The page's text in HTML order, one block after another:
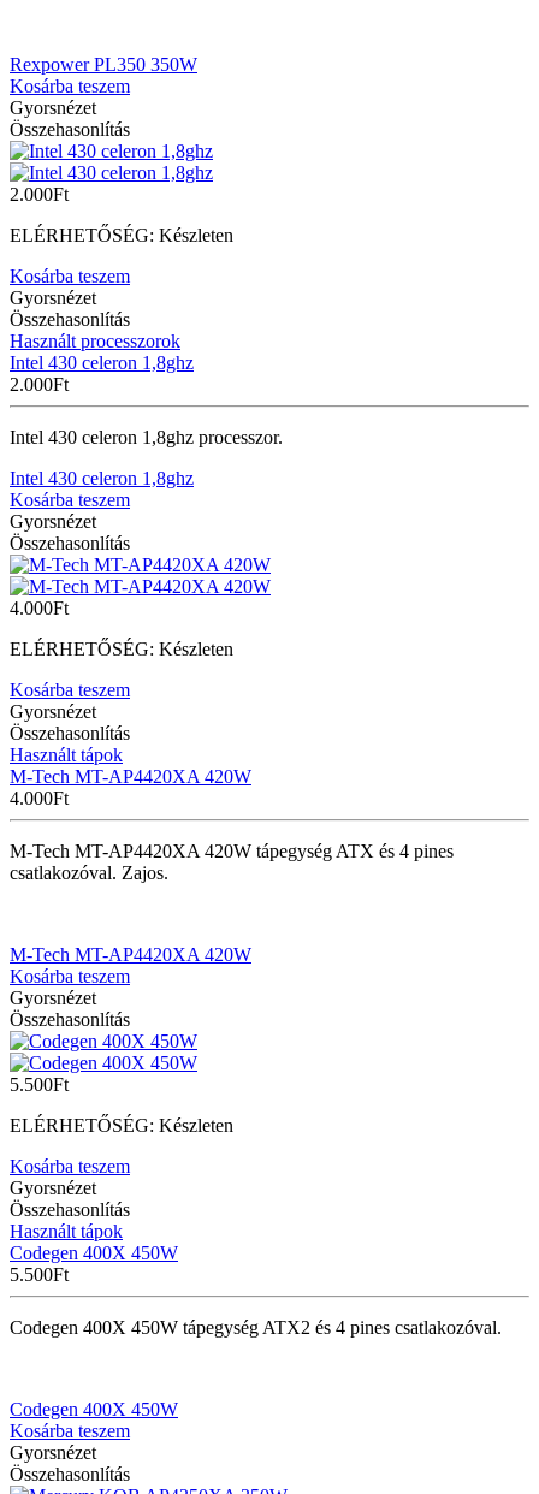
Rexpower PL350 350W
Kosárba teszem
Gyorsnézet
Összehasonlítás
2.000Ft
ELÉRHETŐSÉG: Készleten
Kosárba teszem
Gyorsnézet
Összehasonlítás
Használt processzorok
Intel 430 celeron 1,8ghz
2.000Ft
Intel 430 celeron 1,8ghz processzor.
Intel 430 celeron 1,8ghz
Kosárba teszem
Gyorsnézet
Összehasonlítás
4.000Ft
ELÉRHETŐSÉG: Készleten
Kosárba teszem
Gyorsnézet
Összehasonlítás
Használt tápok
M-Tech MT-AP4420XA 420W
4.000Ft
M-Tech MT-AP4420XA 420W tápegység ATX és 4 pines
csatlakozóval. Zajos.
M-Tech MT-AP4420XA 420W
Kosárba teszem
Gyorsnézet
Összehasonlítás
5.500Ft
ELÉRHETŐSÉG: Készleten
Kosárba teszem
Gyorsnézet
Összehasonlítás
Használt tápok
Codegen 400X 450W
5.500Ft
Codegen 400X 450W tápegység ATX2 és 4 pines csatlakozóval.
Codegen 400X 450W
Kosárba teszem
Gyorsnézet
Összehasonlítás